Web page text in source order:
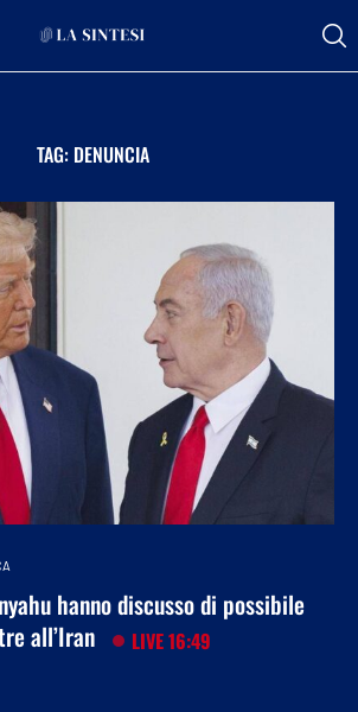
TAG: DENUNCIA
hanno discusso di possibile
all’Iran
LIVE 16:49